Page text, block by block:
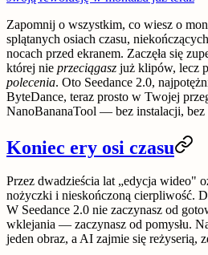
Zapomnij o wszystkim, co wiesz o
splątanych osiach czasu,
nocach przed ekranem. Zaczęła się
której nie przeciągasz już klipów, lecz
polecenia. Oto Seedance 2.0,
ByteDance, teraz prosto w Twojej
NanoBananaTool — bez instalacji, bez
Koniec ery osi czasu
Przez dwadzieścia lat „edycja wideo"
nożyczki i nieskończoną cierpliwość.
W Seedance 2.0 nie zaczynasz od
wklejania — zaczynasz od pomysłu.
jeden obraz, a AI zajmie się reżyserią,